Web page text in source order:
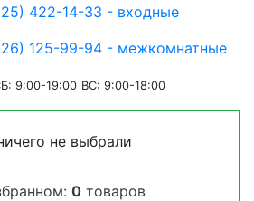
422-14-33 - входные
125-99-94 - межкомнатные
9:00-19:00 ВС: 9:00-18:00
не выбрали
0товаров